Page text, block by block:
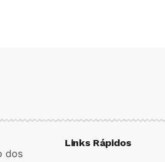
dos
Links Rápidos